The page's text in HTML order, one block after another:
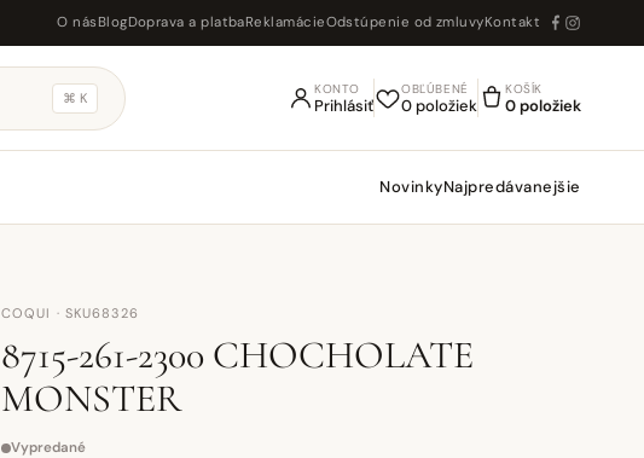
O nás BlogDoprava a platbaReklamácieOdstúpenie od zmluvyKontakt
⌘ K
KONTO
Prihlásiť
OBĽÚBENÉ
0 položiek
KOŠÍK
0 položiek
NovinkyNajpredávanejšie
COQUI · SKU68326
8715-261-2300 CHOCHOLATE
MONSTER
Vypredané